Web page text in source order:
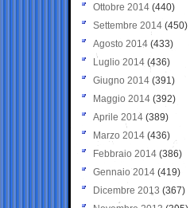
Ottobre 2014 (440)
Settembre 2014 (450)
Agosto 2014 (433)
Luglio 2014 (436)
Giugno 2014 (391)
Maggio 2014 (392)
Aprile 2014 (389)
Marzo 2014 (436)
Febbraio 2014 (386)
Gennaio 2014 (419)
Dicembre 2013 (367)